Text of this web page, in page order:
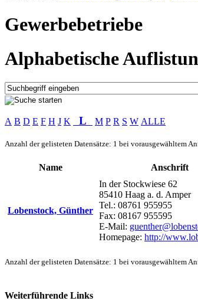
Gewerbebetriebe
Alphabetische
A B D E F H J K L M P R S W ALLE
Anzahl der gelisteten Datensätze: 1 bei vorausgewähltem
Name Anschrift
Lobenstock, Günther
In der Stockwiese 62
85410 Haag a. d. Amper
Tel.: 08761 955955
Fax: 08167 955595
E-Mail:
Homepage: http://
Anzahl der gelisteten Datensätze: 1 bei vorausgewähltem
Weiterführende Links